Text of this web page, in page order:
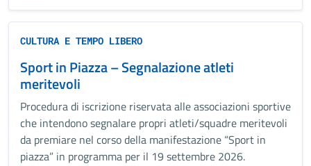
CULTURA E TEMPO LIBERO
Sport in Piazza – Segnalazione atleti
meritevoli
Procedura di iscrizione riservata alle associazioni sportive
che intendono segnalare propri atleti/squadre meritevoli
da premiare nel corso della manifestazione “Sport in
piazza” in programma per il 19 settembre 2026.